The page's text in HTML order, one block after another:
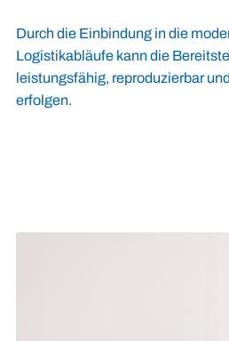
Durch die Einbindung in die
Logistikabläufe kann die
leistungsfähig, reproduzierbar
erfolgen.